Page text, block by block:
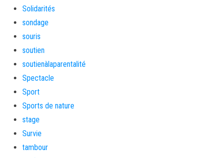
Solidarités
sondage
souris
soutien
soutienàlaparentalité
Spectacle
Sport
Sports de nature
stage
Survie
tambour